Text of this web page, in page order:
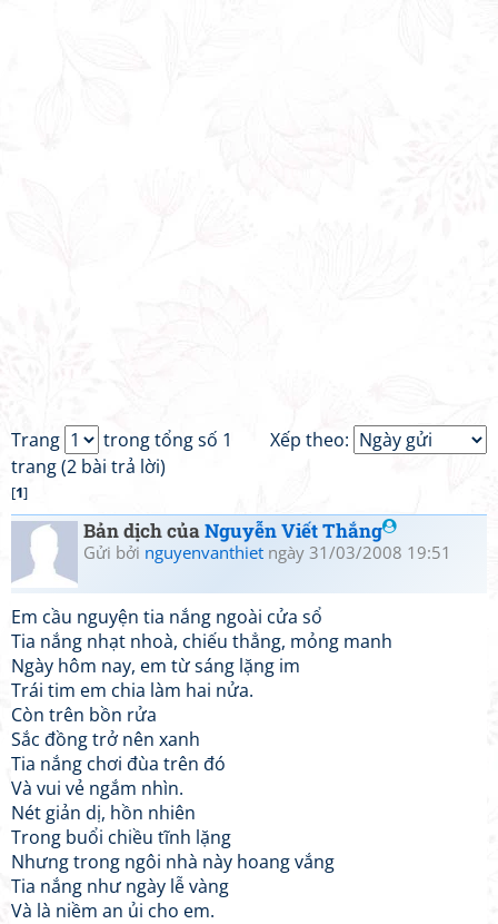
Xếp theo:
Trang
trong tổng số 1
trang (2 bài trả lời)
[1]
Bản dịch củaNguyễn Viết Thắng
Gửi bởi nguyenvanthiet ngày 31/03/2008 19:51
Em cầu nguyện tia nắng ngoài cửa sổ
Tia nắng nhạt nhoà, chiếu thẳng, mỏng manh
Ngày hôm nay, em từ sáng lặng im
Trái tim em chia làm hai nửa.
Còn trên bồn rửa
Sắc đồng trở nên xanh
Tia nắng chơi đùa trên đó
Và vui vẻ ngắm nhìn.
Nét giản dị, hồn nhiên
Trong buổi chiều tĩnh lặng
Nhưng trong ngôi nhà này hoang vắng
Tia nắng như ngày lễ vàng
Và là niềm an ủi cho em.